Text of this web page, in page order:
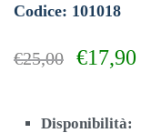
Codice: 101018
€25,00
era:
€17,90
Disponibilità: